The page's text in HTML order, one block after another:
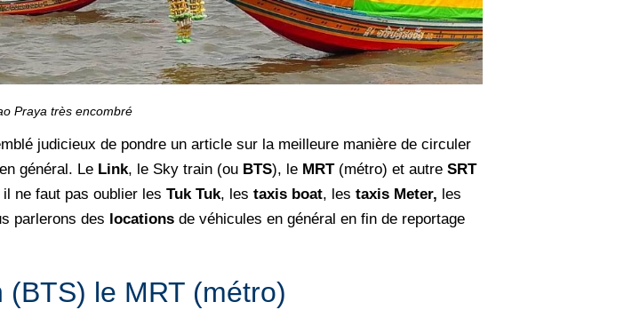
Praya très encombré
judicieux de pondre un article sur la meilleure manière de circuler
général. Le Link, le Sky train (ou BTS), le MRT (métro) et autre SRT
ne faut pas oublier les Tuk Tuk, les taxis boat, les taxis Meter, les
parlerons des locations de véhicules en général en fin de reportage
le MRT (métro)